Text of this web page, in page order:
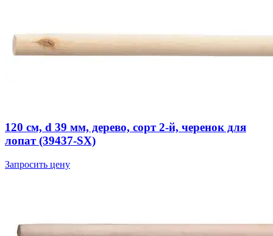
120 см, d 39 мм, дерево, сорт 2-й, черенок для
лопат (39437-SX)
Запросить цену